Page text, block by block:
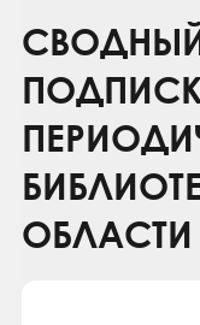
Коллегам
Контакты
ОБЛАСТИ